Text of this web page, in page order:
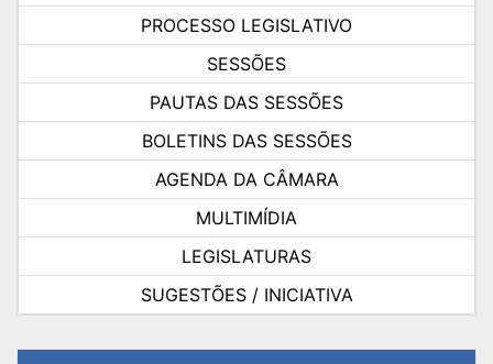
PROCESSO LEGISLATIVO
SESSÕES
PAUTAS DAS SESSÕES
BOLETINS DAS SESSÕES
AGENDA DA CÂMARA
MULTIMÍDIA
LEGISLATURAS
SUGESTÕES / INICIATIVA